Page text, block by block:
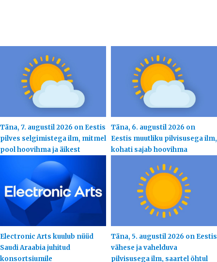
Täna, 7. augustil 2026 on Eestis
pilves selgimistega ilm, mitmel
pool hoovihma ja äikest
Täna, 6. augustil 2026 on
Eestis muutliku pilvisusega ilm,
kohati sajab hoovihma
Electronic Arts kuulub nüüd
Saudi Araabia juhitud
konsortsiumile
Täna, 5. augustil 2026 on Eestis
vähese ja vahelduva
pilvisusega ilm, saartel õhtul